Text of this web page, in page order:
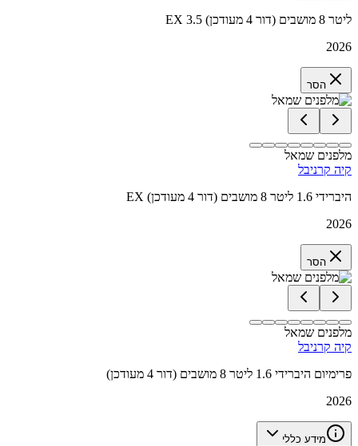
EX 3.5 ליטר 8 מושבים (דור 4 מעודכן)
2026
הסר
מלפנים שמאל
קיה קרניבל
EX היברידי 1.6 ליטר 8 מושבים (דור 4 מעודכן)
2026
הסר
מלפנים שמאל
קיה קרניבל
פרימיום היברידי 1.6 ליטר 8 מושבים (דור 4 מעודכן)
2026
מידע כללי